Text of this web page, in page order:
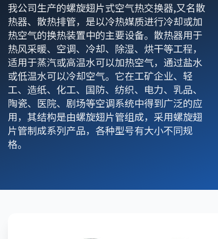
我公司生产的螺旋翅片式空气热交换器,又名散
热器、散热排管，是以冷热媒质进行冷却或加
热空气的换热装置中的主要设备。散热器用于
热风采暖、空调、冷却、除湿、烘干等工程，
适用于蒸汽或高温水可以加热空气，通过盐水
或低温水可以冷却空气。它在工矿企业、轻
工、造纸、化工、国防、纺织、电力、乳品、
陶瓷、医院、剧场等空调系统中得到广泛的应
用，其结构是由螺旋翅片管组成，采用螺旋翅
片管制成系列产品，各种型号有大小不同规
格。